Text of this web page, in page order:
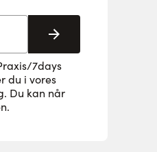
Tilmeld her
7days
du i vores
. Du kan når